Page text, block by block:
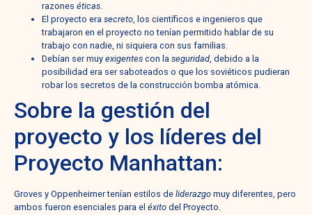
razones éticas.
El proyecto era secreto, los científicos e ingenieros que
trabajaron en el proyecto no tenían permitido hablar de su
trabajo con nadie, ni siquiera con sus familias.
Debían ser muy exigentes con la seguridad, debido a la
posibilidad era ser saboteados o que los soviéticos pudieran
robar los secretos de la construcción bomba atómica.
Sobre la gestión del
proyecto y los líderes del
Proyecto Manhattan:
Groves y Oppenheimer tenían estilos de liderazgo muy diferentes, pero
ambos fueron esenciales para el éxito del Proyecto.